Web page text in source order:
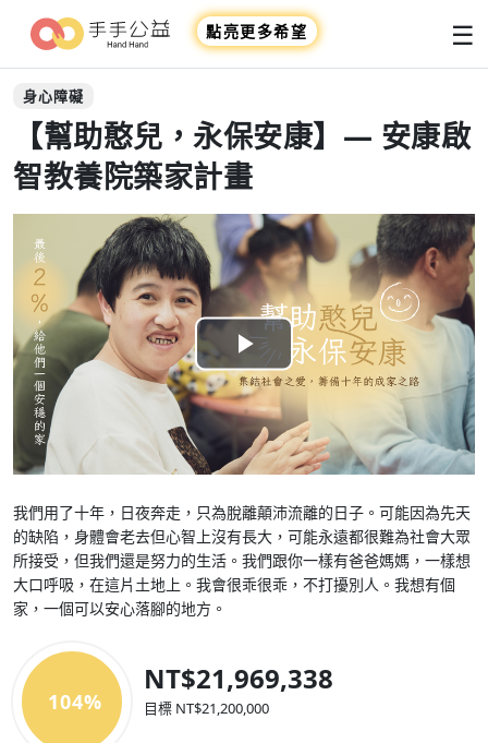
點亮更多希望 ☰
身心障礙
【幫助憨兒，永保安康】— 安康啟
智教養院築家計畫
Play
Video
我們用了十年，日夜奔走，只為脫離顛沛流離的日子。可能因為先天
的缺陷，身體會老去但心智上沒有長大，可能永遠都很難為社會大眾
所接受，但我們還是努力的生活。我們跟你一樣有爸爸媽媽，一樣想
大口呼吸，在這片土地上。我會很乖很乖，不打擾別人。我想有個
家，一個可以安心落腳的地方。
104%
NT$21,969,338
目標 NT$21,200,000